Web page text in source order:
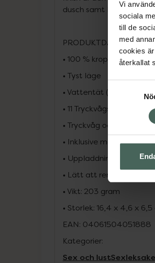
Vi
sociala
till de
med
cookies
återkallat
dusch samt lätt att
PRODUKTDATA:
• 100 % kroppssäker
• Tyst läge
• Vattentät (IPX7)
• 11 Tryckvågsintensiteter
• Tryckvåg och
• Inklusive magnetisk
• Uppladdningsbart Li-
• Lätt att rengöra
• Vikt: 203 gram
• Storlek: 16,4 x 4,6 x 6,5
EAN: 04061504051888
Kategorier:
Sex och lust